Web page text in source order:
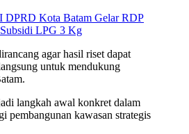
DPRD Kota Batam Gelar RDP
LPG 3 Kg
agar hasil riset dapat
untuk mendukung
langkah awal konkret dalam
pembangunan kawasan strategis